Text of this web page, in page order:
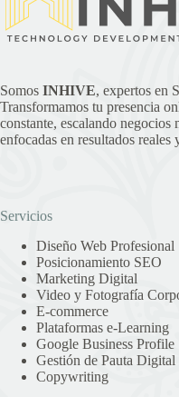
Somos INHIVE, expertos en
Transformamos tu presencia
constante, escalando negocios
enfocadas en resultados
Servicios
Diseño Web Profesional
Posicionamiento SEO
Marketing Digital
Video y Fotografía
E-commerce
Plataformas e-Learning
Google Business Profile
Gestión de Pauta Digital
Copywriting